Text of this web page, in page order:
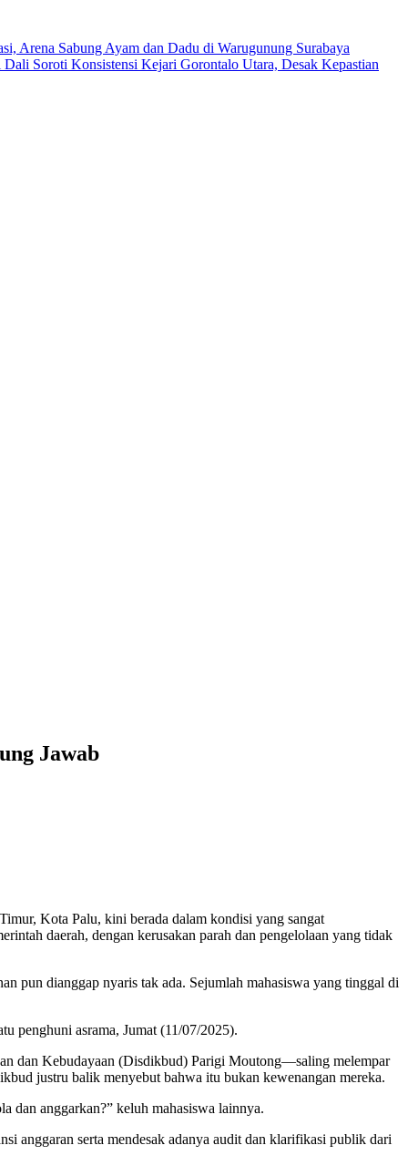
Arena Sabung Ayam dan Dadu di Warugunung Surabaya
Dali Soroti Konsistensi Kejari Gorontalo Utara, Desak Kepastian
Jawab
Kota Palu, kini berada dalam kondisi yang sangat
daerah, dengan kerusakan parah dan pengelolaan yang tidak
pun dianggap nyaris tak ada. Sejumlah mahasiswa yang tinggal di
penghuni asrama, Jumat (11/07/2025).
dan Kebudayaan (Disdikbud) Parigi Moutong—saling melempar
justru balik menyebut bahwa itu bukan kewenangan mereka.
dan anggarkan?” keluh mahasiswa lainnya.
anggaran serta mendesak adanya audit dan klarifikasi publik dari